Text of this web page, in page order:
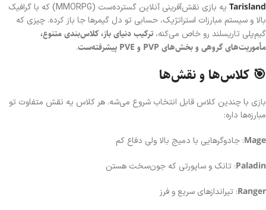
Tarisland
یه بازی نقش‌آفرینی آنلاین گسترده‌ست (MMORPG) که با گرافیک
بالا و سیستم مبارزات استراتژیک، حسابی تو دل گیمرها جا باز کرده. چیزی که
گیم‌پلی تاریسلند رو خاص می‌کنه، ترکیب دنیای باز، کلاس‌بندی متنوع،
مأموریت‌های گروهی و بخش‌های PVP و PVE پیشرفته‌ست
.
🎯 کلاس‌ها و نقش‌ها
بازی با چندین کلاس قابل انتخاب شروع می‌شه. هر کلاس یه نقش متفاوت تو
مبارزه‌ها داره:
Mage: جادوگرهایی با دمیج بالا ولی دفاع کم
Paladin: تانک و ساپورتی که جون‌سخت هستن
Ranger: تیراندازهای سریع و فرز